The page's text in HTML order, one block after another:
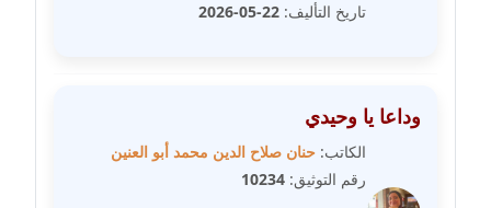
مدونة عمرو عاطف
عاملة
مدونة غادة سيد
تاريخ التأليف: 22-05-2026
وداعا يا وحيدي
الكاتب: حنان صلاح الدين محمد أبو العنين
رقم التوثيق: 10234